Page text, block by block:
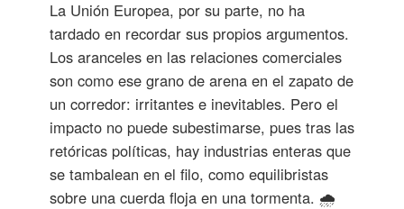
La Unión Europea, por su parte, no ha
tardado en recordar sus propios argumentos.
Los aranceles en las relaciones comerciales
son como ese grano de arena en el zapato de
un corredor: irritantes e inevitables. Pero el
impacto no puede subestimarse, pues tras las
retóricas políticas, hay industrias enteras que
se tambalean en el filo, como equilibristas
sobre una cuerda floja en una tormenta. 🌧️